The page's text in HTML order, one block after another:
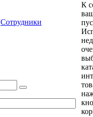
Сотрудники
К